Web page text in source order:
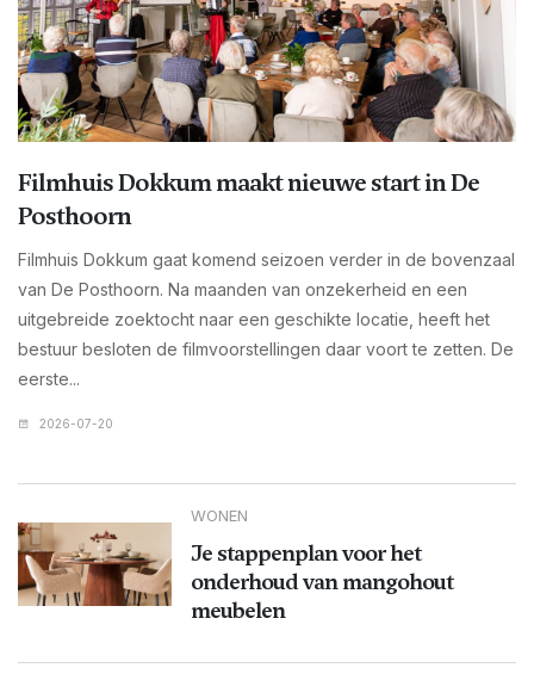
Filmhuis Dokkum maakt nieuwe start in De
Posthoorn
Filmhuis Dokkum gaat komend seizoen verder in de bovenzaal
van De Posthoorn. Na maanden van onzekerheid en een
uitgebreide zoektocht naar een geschikte locatie, heeft het
bestuur besloten de filmvoorstellingen daar voort te zetten. De
eerste...
2026-07-20
WONEN
Je stappenplan voor het
onderhoud van mangohout
meubelen